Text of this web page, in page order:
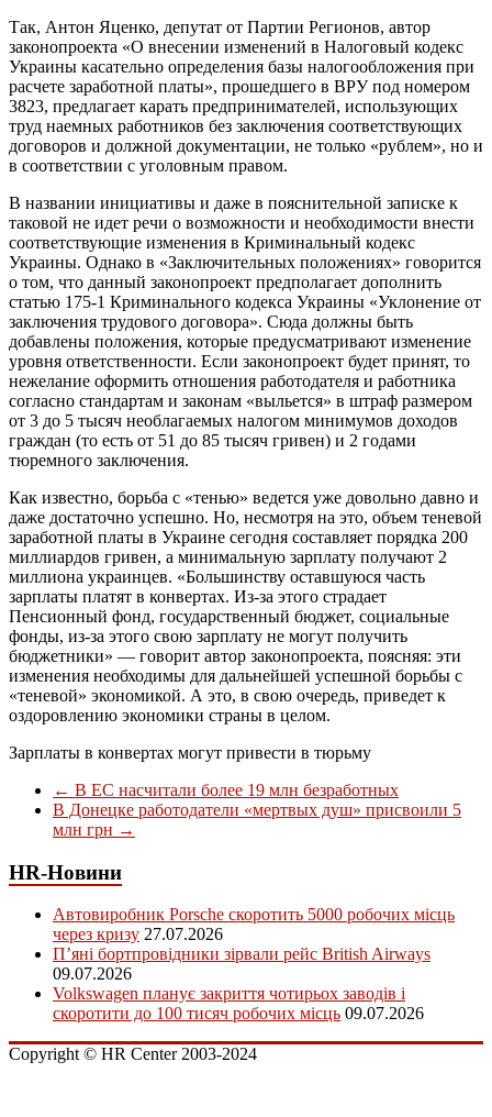
Так, Антон Яценко, депутат от Партии Регионов, автор
законопроекта «О внесении изменений в Налоговый кодекс
Украины касательно определения базы налогообложения при
расчете заработной платы», прошедшего в ВРУ под номером
3823, предлагает карать предпринимателей, использующих
труд наемных работников без заключения соответствующих
договоров и должной документации, не только «рублем», но и
в соответствии с уголовным правом.
В названии инициативы и даже в пояснительной записке к
таковой не идет речи о возможности и необходимости внести
соответствующие изменения в Криминальный кодекс
Украины. Однако в «Заключительных положениях» говорится
о том, что данный законопроект предполагает дополнить
статью 175-1 Криминального кодекса Украины «Уклонение от
заключения трудового договора». Сюда должны быть
добавлены положения, которые предусматривают изменение
уровня ответственности. Если законопроект будет принят, то
нежелание оформить отношения работодателя и работника
согласно стандартам и законам «выльется» в штраф размером
от 3 до 5 тысяч необлагаемых налогом минимумов доходов
граждан (то есть от 51 до 85 тысяч гривен) и 2 годами
тюремного заключения.
Как известно, борьба с «тенью» ведется уже довольно давно и
даже достаточно успешно. Но, несмотря на это, объем теневой
заработной платы в Украине сегодня составляет порядка 200
миллиардов гривен, а минимальную зарплату получают 2
миллиона украинцев. «Большинству оставшуюся часть
зарплаты платят в конвертах. Из-за этого страдает
Пенсионный фонд, государственный бюджет, социальные
фонды, из-за этого свою зарплату не могут получить
бюджетники» — говорит автор законопроекта, поясняя: эти
изменения необходимы для дальнейшей успешной борьбы с
«теневой» экономикой. А это, в свою очередь, приведет к
оздоровлению экономики страны в целом.
Зарплаты в конвертах могут привести в тюрьму
← В ЕС насчитали более 19 млн безработных
В Донецке работодатели «мертвых душ» присвоили 5
млн грн →
HR-Новини
Автовиробник Porsche скоротить 5000 робочих місць
через кризу 27.07.2026
П’яні бортпровідники зірвали рейс British Airways
09.07.2026
Volkswagen планує закриття чотирьох заводів і
скоротити до 100 тисяч робочих місць 09.07.2026
Copyright © HR Center 2003-2024